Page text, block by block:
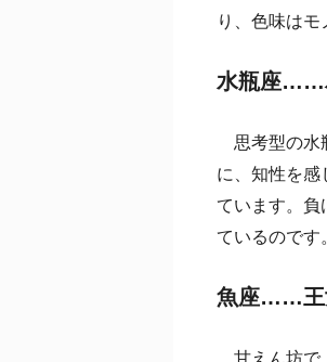
り、色味はモ
水瓶座……
思考型の水
に、知性を感
ています。負
ているのです
魚座……王
甘えん坊で